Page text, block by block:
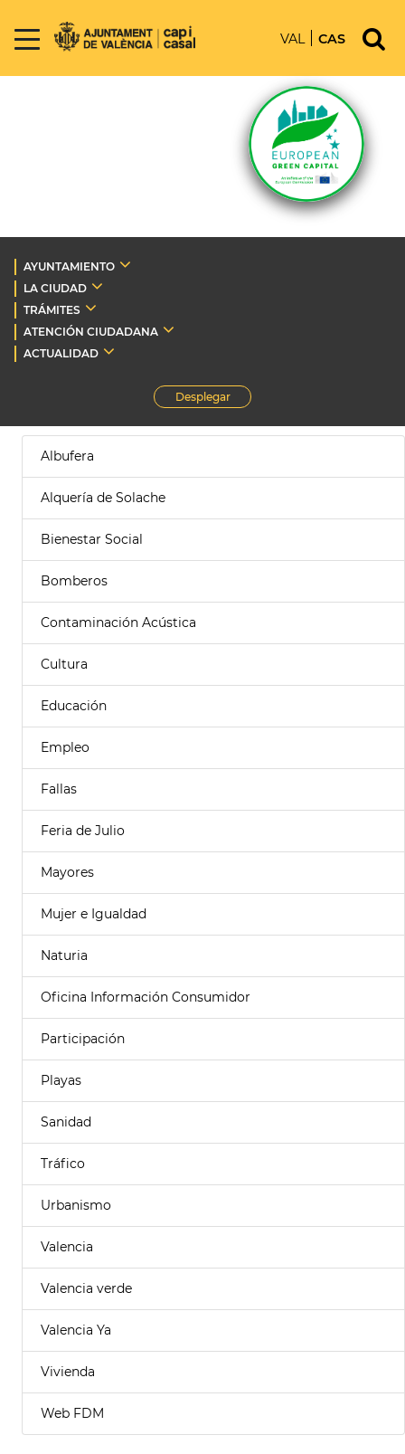
VAL CAS
AYUNTAMIENTO
LA CIUDAD
TRÁMITES
ATENCIÓN CIUDADANA
ACTUALIDAD
Desplegar
Albufera
Alquería de Solache
Bienestar Social
Bomberos
Contaminación Acústica
Cultura
Educación
Empleo
Fallas
Feria de Julio
Mayores
Mujer e Igualdad
Naturia
Oficina Información Consumidor
Participación
Playas
Sanidad
Tráfico
Urbanismo
Valencia
Valencia verde
Valencia Ya
Vivienda
Web FDM